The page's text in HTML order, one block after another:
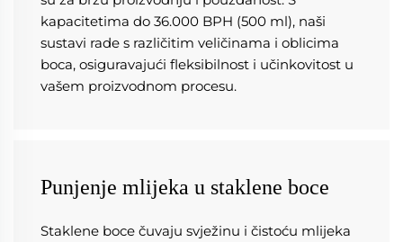
kapacitetima do 36.000 BPH (500 ml), naši
sustavi rade s različitim veličinama i oblicima
boca, osiguravajući fleksibilnost i učinkovitost u
vašem proizvodnom procesu.
Punjenje mlijeka u staklene boce
Staklene boce čuvaju svježinu i čistoću mlijeka